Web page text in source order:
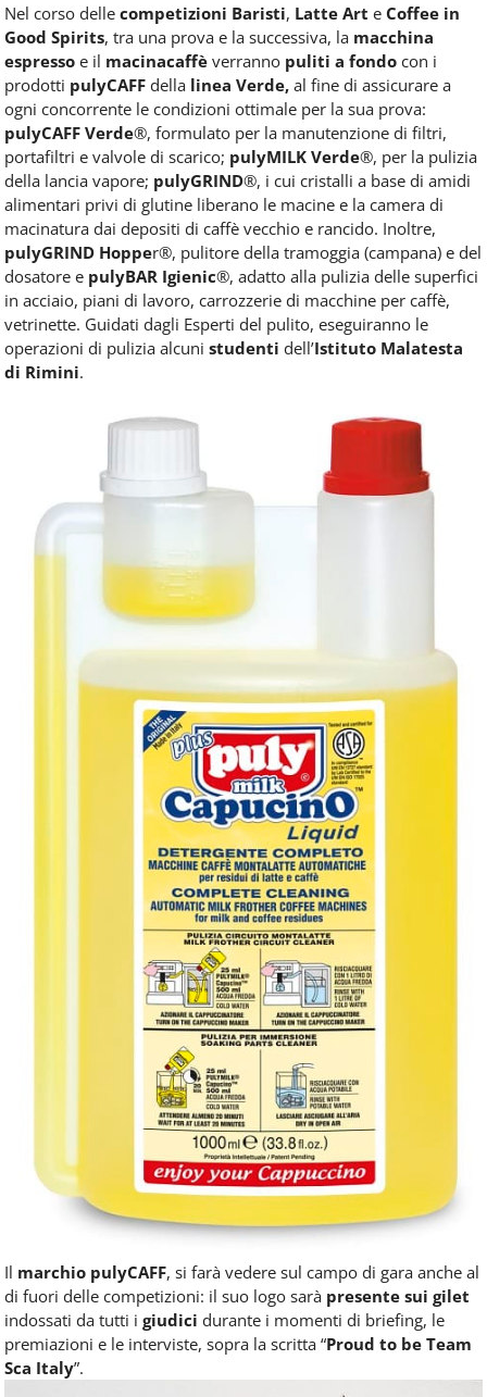
Nel corso delle competizioni Baristi, Latte Art e Coffee in
Good Spirits, tra una prova e la successiva, la macchina
espresso e il macinacaffè verranno puliti a fondo con i
prodotti pulyCAFF della linea Verde, al fine di assicurare a
ogni concorrente le condizioni ottimale per la sua prova:
pulyCAFF Verde®, formulato per la manutenzione di filtri,
portafiltri e valvole di scarico; pulyMILK Verde®, per la pulizia
della lancia vapore; pulyGRIND®, i cui cristalli a base di amidi
alimentari privi di glutine liberano le macine e la camera di
macinatura dai depositi di caffè vecchio e rancido. Inoltre,
pulyGRIND Hopper®, pulitore della tramoggia (campana) e del
dosatore e pulyBAR Igienic®, adatto alla pulizia delle superfici
in acciaio, piani di lavoro, carrozzerie di macchine per caffè,
vetrinette. Guidati dagli Esperti del pulito, eseguiranno le
operazioni di pulizia alcuni studenti dell’Istituto Malatesta
di Rimini.
Il marchio pulyCAFF, si farà vedere sul campo di gara anche al
di fuori delle competizioni: il suo logo sarà presente sui gilet
indossati da tutti i giudici durante i momenti di briefing, le
premiazioni e le interviste, sopra la scritta “Proud to be Team
Sca Italy”.